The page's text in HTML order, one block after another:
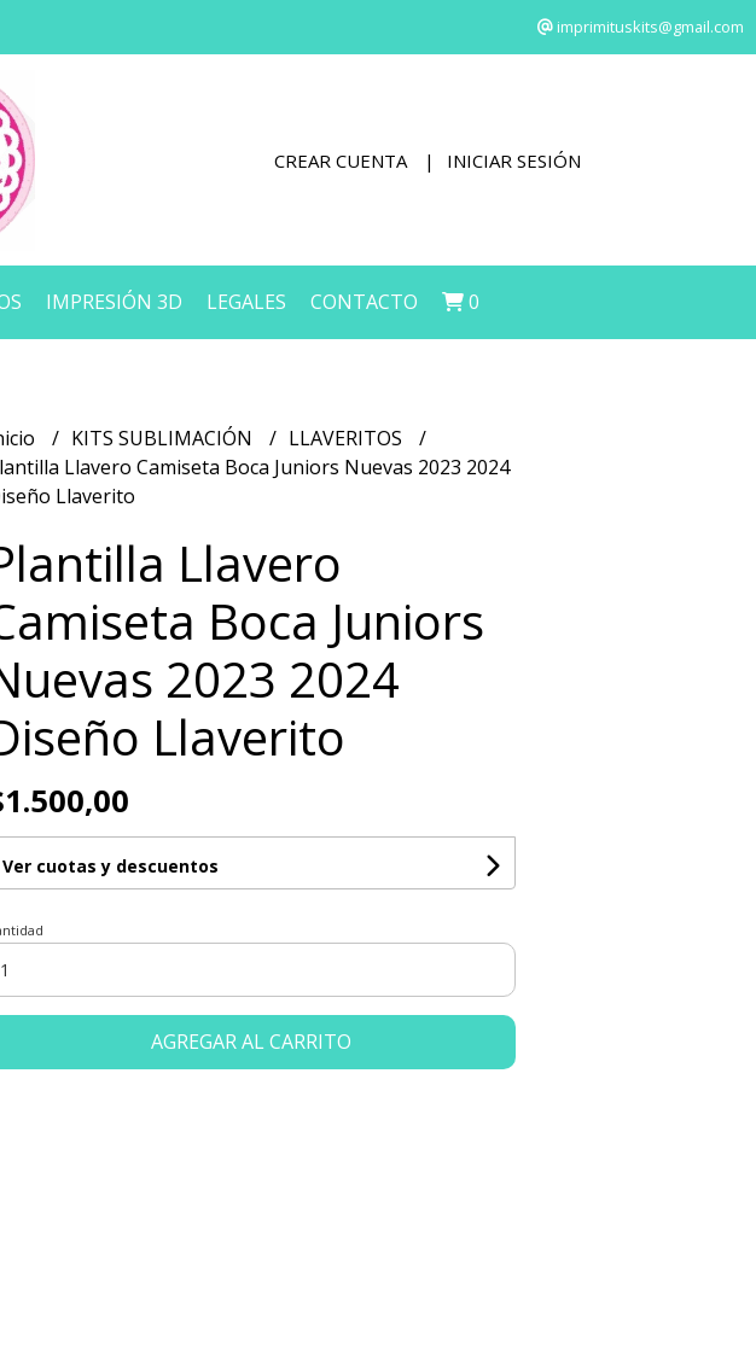
imprimituskits@gmail.com
CREAR CUENTA INICIAR SESIÓN
IMPRESIÓN 3D LEGALES CONTACTO 0
KITS SUBLIMACIÓN
LLAVERITOS
Llavero Camiseta Boca Juniors Nuevas 2023 2024
Llaverito
Llavero
Boca Juniors
2023 2024
Llaverito
Ver cuotas y descuentos
AGREGAR AL CARRITO